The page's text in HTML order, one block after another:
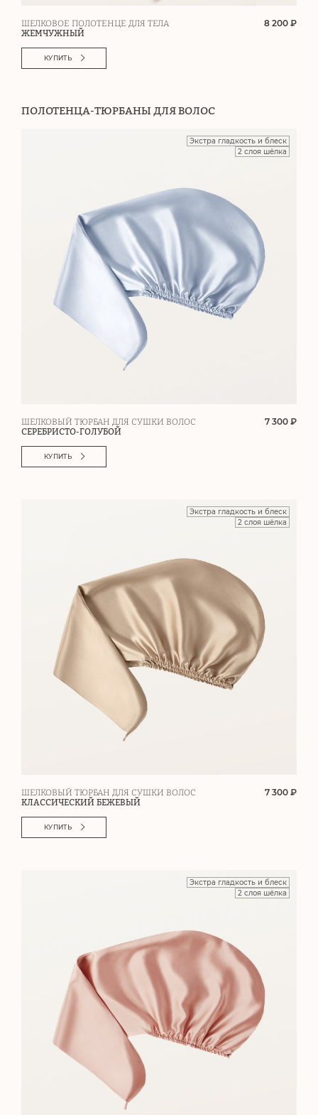
ШЕЛКОВОЕ ПОЛОТЕНЦЕ ДЛЯ ТЕЛА
ЖЕМЧУЖНЫЙ
8 200 ₽
КУПИТЬ
ПОЛОТЕНЦА-ТЮРБАНЫ ДЛЯ ВОЛОС
Экстра гладкость и блеск
2 слоя шёлка
ШЕЛКОВЫЙ ТЮРБАН ДЛЯ СУШКИ ВОЛОС
СЕРЕБРИСТО-ГОЛУБОЙ
7 300 ₽
КУПИТЬ
Экстра гладкость и блеск
2 слоя шёлка
ШЕЛКОВЫЙ ТЮРБАН ДЛЯ СУШКИ ВОЛОС
КЛАССИЧЕСКИЙ БЕЖЕВЫЙ
7 300 ₽
КУПИТЬ
Экстра гладкость и блеск
2 слоя шёлка